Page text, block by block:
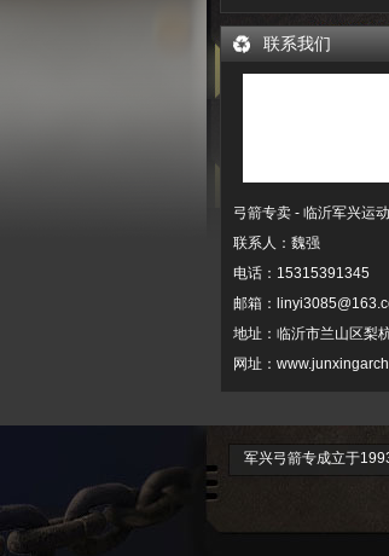
联系我们
弓箭专卖 - 临沂军兴运
联系人：魏强
电话：15315391345
邮箱：
地址：临沂市兰山区梨
网址：
军兴弓箭专成立于